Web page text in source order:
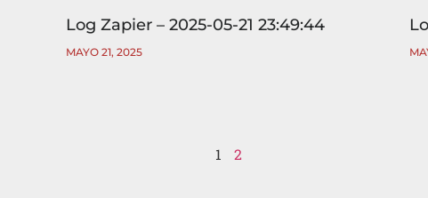
Log Zapier – 2025-05-21 23:49:44
MAYO 21, 2025
1 2